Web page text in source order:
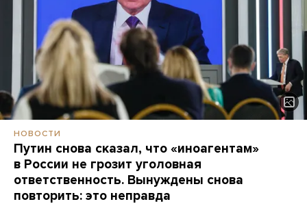
НОВОСТИ
Путин снова сказал, что «иноагентам»
в России не грозит уголовная
ответственность. Вынуждены снова
повторить: это неправда